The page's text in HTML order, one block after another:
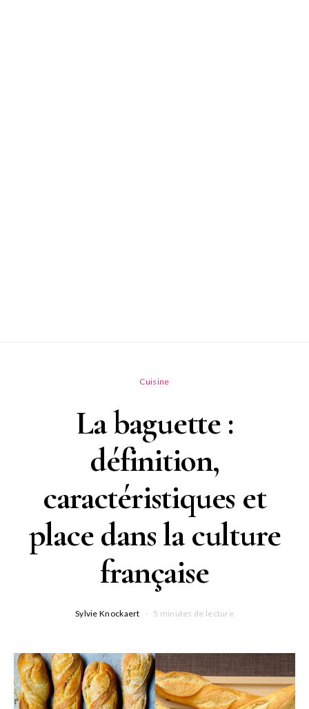
Cuisine
La baguette :
définition,
caractéristiques et
place dans la culture
française
Sylvie Knockaert 5 minutes de lecture